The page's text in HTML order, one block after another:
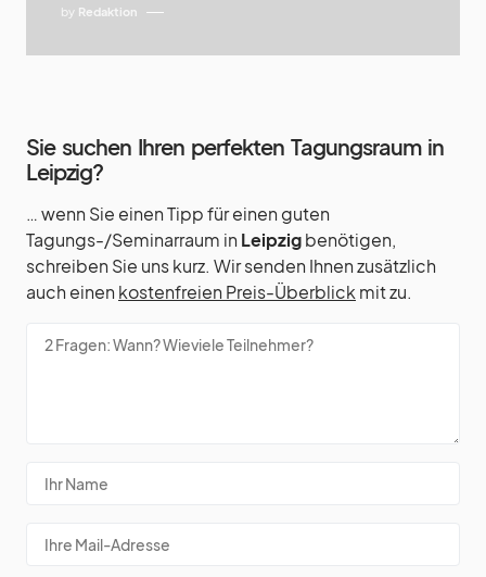
by Redaktion
Sie suchen Ihren perfekten Tagungsraum in
Leipzig?
… wenn Sie einen Tipp für einen guten
Tagungs-/Seminarraum in Leipzigbenötigen,
schreiben Sie uns kurz. Wir senden Ihnen zusätzlich
auch einen kostenfreien Preis-Überblick mit zu.